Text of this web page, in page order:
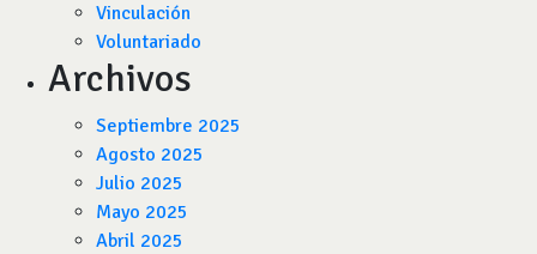
Vinculación
Voluntariado
Archivos
Septiembre 2025
Agosto 2025
Julio 2025
Mayo 2025
Abril 2025